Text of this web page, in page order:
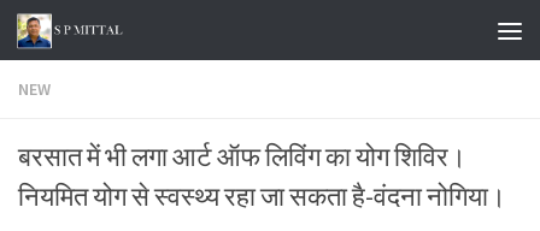
Skip to content
NEW
बरसात में भी लगा आर्ट ऑफ लिविंग का योग शिविर।
नियमित योग से स्वस्थ्य रहा जा सकता है-वंदना नोगिया।